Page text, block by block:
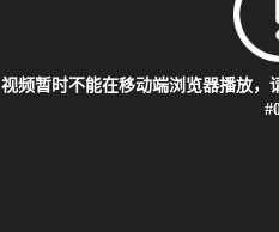
视频暂时不能在移动端浏览器播放，